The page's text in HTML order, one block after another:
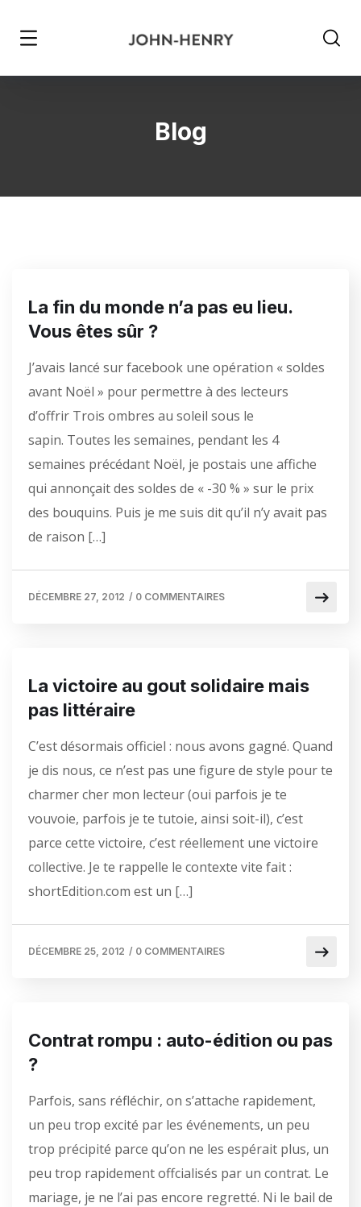
Blog
La fin du monde n’a pas eu lieu.
Vous êtes sûr ?
J’avais lancé sur facebook une opération « soldes
avant Noël » pour permettre à des lecteurs
d’offrir Trois ombres au soleil sous le
sapin. Toutes les semaines, pendant les 4
semaines précédant Noël, je postais une affiche
qui annonçait des soldes de « -30 % » sur le prix
des bouquins. Puis je me suis dit qu’il n’y avait pas
de raison […]
DÉCEMBRE 27, 2012 / 0 COMMENTAIRES
La victoire au gout solidaire mais
pas littéraire
C’est désormais officiel : nous avons gagné. Quand
je dis nous, ce n’est pas une figure de style pour te
charmer cher mon lecteur (oui parfois je te
vouvoie, parfois je te tutoie, ainsi soit-il), c’est
parce cette victoire, c’est réellement une victoire
collective. Je te rappelle le contexte vite fait :
shortEdition.com est un […]
DÉCEMBRE 25, 2012 / 0 COMMENTAIRES
Contrat rompu : auto-édition ou pas
?
Parfois, sans réfléchir, on s’attache rapidement,
un peu trop excité par les événements, un peu
trop précipité parce qu’on ne les espérait plus, un
peu trop rapidement offcialisés par un contrat. Le
mariage, je ne l’ai pas encore regretté. Ni le bail de